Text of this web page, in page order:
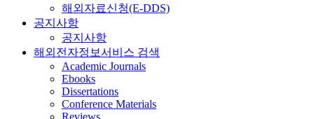
해외자료신청(E-DDS)
공지사항
공지사항
해외전자정보서비스 검색
Academic Journals
Ebooks
Dissertations
Conference Materials
Reviews